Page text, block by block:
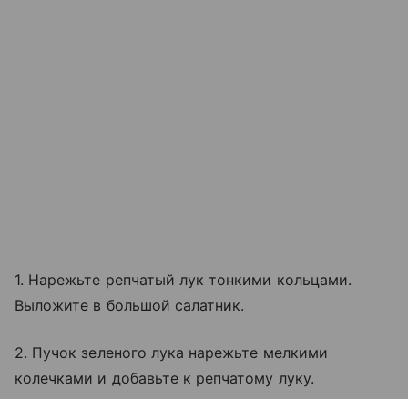
1. Нарежьте репчатый лук тонкими кольцами.
Выложите в большой салатник.
2. Пучок зеленого лука нарежьте мелкими
колечками и добавьте к репчатому луку.